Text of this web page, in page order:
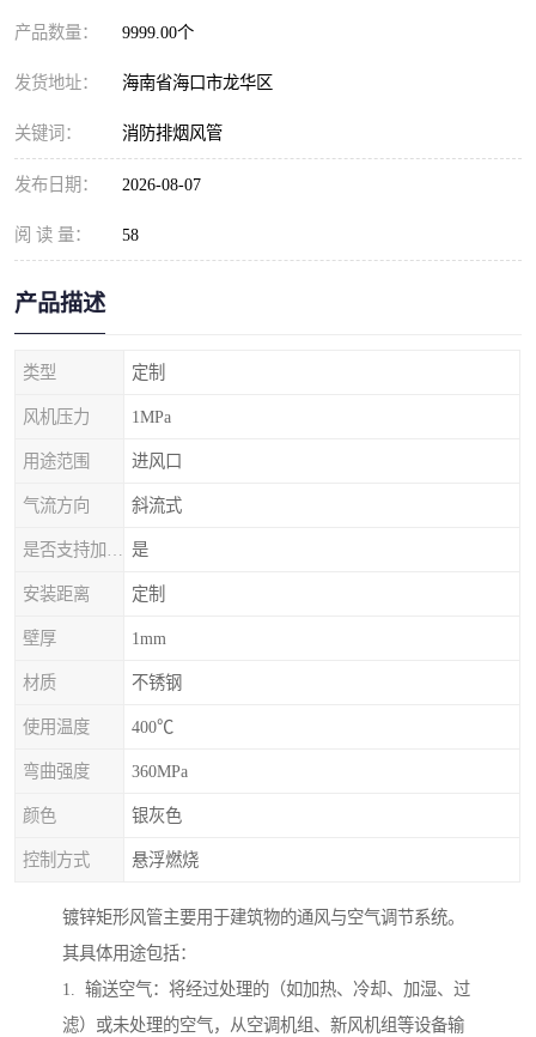
产品数量： 9999.00个
发货地址： 海南省海口市龙华区
关键词： 消防排烟风管
发布日期： 2026-08-07
阅 读 量： 58
产品描述
类型 定制
风机压力 1MPa
用途范围 进风口
气流方向 斜流式
是
安装距离 定制
壁厚 1mm
材质 不锈钢
使用温度 400℃
弯曲强度 360MPa
颜色 银灰色
控制方式 悬浮燃烧
镀锌矩形风管主要用于建筑物的通风与空气调节系统。
其具体用途包括：
1. 输送空气：将经过处理的（如加热、冷却、加湿、过
滤）或未处理的空气，从空调机组、新风机组等设备输